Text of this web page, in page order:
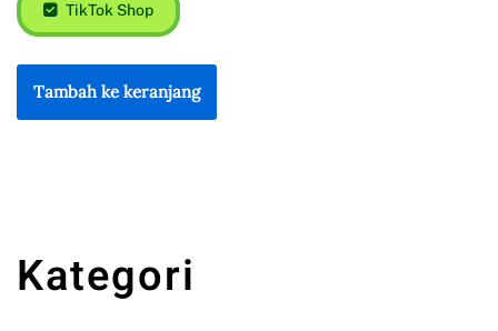
TikTok Shop
Tambah ke keranjang
Kategori